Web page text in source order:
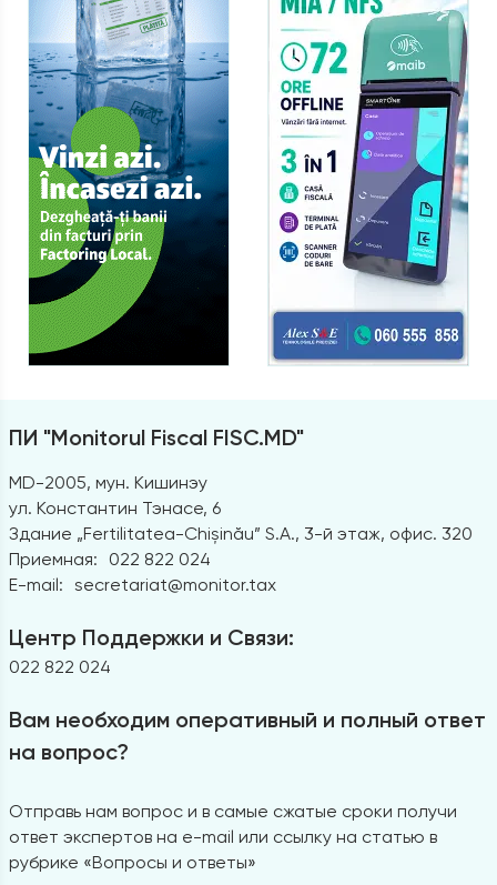
ПИ "Monitorul Fiscal FISC.MD"
MD-2005, мун. Кишинэу
ул. Константин Тэнасе, 6
Здание „Fertilitatea-Chișinău” S.A., 3-й этаж, офис. 320
Приемная:
022 822 024
E-mail: secretariat@monitor.tax
Центр Поддержки и Связи:
022 822 024
Вам необходим оперативный и полный ответ
на вопрос?
Отправь нам вопрос и в самые сжатые сроки получи
ответ экспертов на e-mail или ссылку на статью в
рубрике «Вопросы и ответы»